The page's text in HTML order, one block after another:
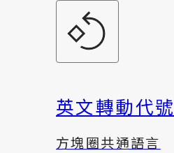
英文轉動代號
方塊圈共通語言